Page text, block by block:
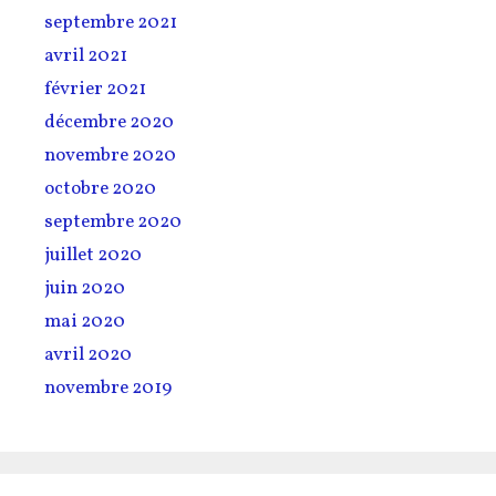
septembre 2021
avril 2021
février 2021
décembre 2020
novembre 2020
octobre 2020
septembre 2020
juillet 2020
juin 2020
mai 2020
avril 2020
novembre 2019